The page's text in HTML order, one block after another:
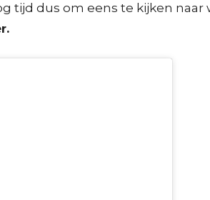
tijd dus om eens te kijken